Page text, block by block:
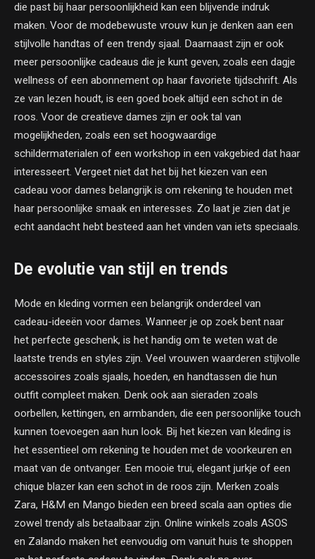
die past bij haar persoonlijkheid kan een blijvende indruk
maken. Voor de modebewuste vrouw kun je denken aan een
stijlvolle handtas of een trendy sjaal. Daarnaast zijn er ook
meer persoonlijke cadeaus die je kunt geven, zoals een dagje
wellness of een abonnement op haar favoriete tijdschrift. Als
ze van lezen houdt, is een goed boek altijd een schot in de
roos. Voor de creatieve dames zijn er ook tal van
mogelijkheden, zoals een set hoogwaardige
schildermaterialen of een workshop in een vakgebied dat haar
interesseert. Vergeet niet dat het bij het kiezen van een
cadeau voor dames belangrijk is om rekening te houden met
haar persoonlijke smaak en interesses. Zo laat je zien dat je
echt aandacht hebt besteed aan het vinden van iets speciaals.
De evolutie van stijl en trends
Mode en kleding vormen een belangrijk onderdeel van
cadeau-ideeën voor dames. Wanneer je op zoek bent naar
het perfecte geschenk, is het handig om te weten wat de
laatste trends en styles zijn. Veel vrouwen waarderen stijlvolle
accessoires zoals sjaals, hoeden, en handtassen die hun
outfit compleet maken. Denk ook aan sieraden zoals
oorbellen, kettingen, en armbanden, die een persoonlijke touch
kunnen toevoegen aan hun look. Bij het kiezen van kleding is
het essentieel om rekening te houden met de voorkeuren en
maat van de ontvanger. Een mooie trui, elegant jurkje of een
chique blazer kan een schot in de roos zijn. Merken zoals
Zara, H&M en Mango bieden een breed scala aan opties die
zowel trendy als betaalbaar zijn. Online winkels zoals ASOS
en Zalando maken het eenvoudig om vanuit huis te shoppen